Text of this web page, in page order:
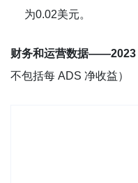
为0.02美元。
财务和运营数据——2023
不包括每 ADS 净收益）